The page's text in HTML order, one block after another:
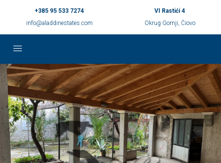
+385 95 533 7274
info@aladdinestates.com
VI Rastići 4
Okrug Gornji, Čiovo